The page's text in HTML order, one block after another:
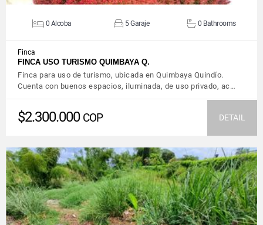
0 Alcoba 5 Garaje 0 Bathrooms
Finca
FINCA USO TURISMO QUIMBAYA Q.
Finca para uso de turismo, ubicada en Quimbaya Quindío.
Cuenta con buenos espacios, iluminada, de uso privado, ac…
$2.300.000 COP DETAIL